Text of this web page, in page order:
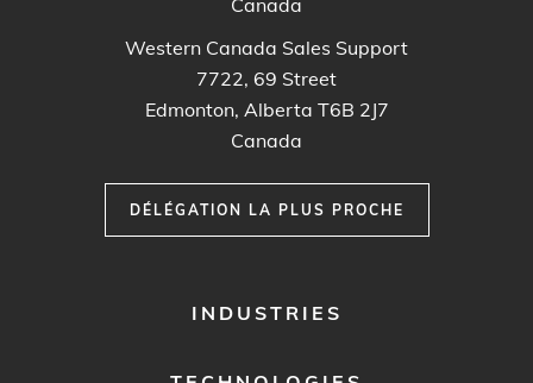
Western Canada Sales Support
7722, 69 Street
Edmonton, Alberta T6B 2J7
Canada
DÉLÉGATION LA PLUS PROCHE
INDUSTRIES